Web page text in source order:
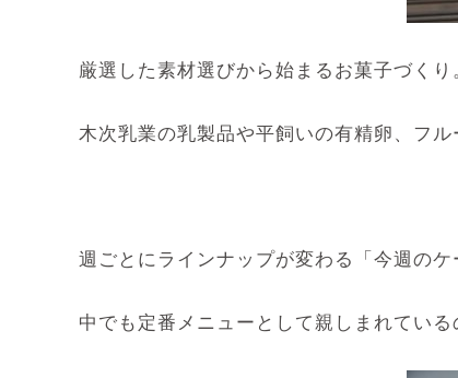
厳選した素材選びから始まるお菓子づくり
木次乳業の乳製品や平飼いの有精卵、フ
週ごとにラインナップが変わる「今週の
中でも定番メニューとして親しまれている